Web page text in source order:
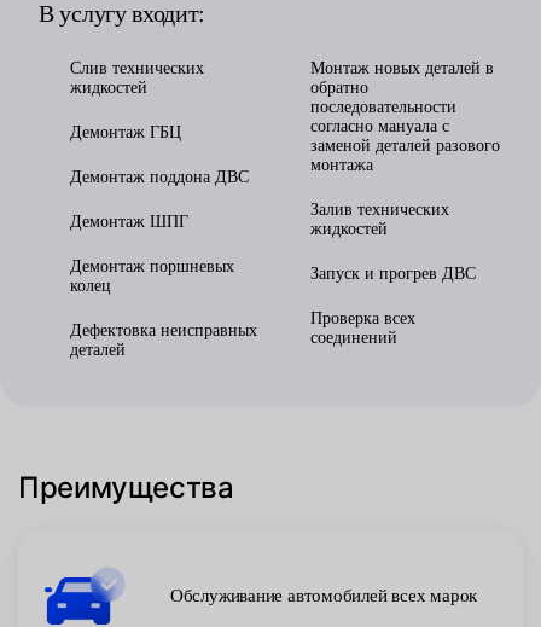
В услугу входит:
Слив технических
жидкостей
Демонтаж ГБЦ
Демонтаж поддона ДВС
Демонтаж ШПГ
Демонтаж поршневых
колец
Дефектовка неисправных
деталей
Монтаж новых деталей в
обратно
последовательности
согласно мануала с
заменой деталей разового
монтажа
Залив технических
жидкостей
Запуск и прогрев ДВС
Проверка всех
соединений
Преимущества
Обслуживание автомобилей всех марок